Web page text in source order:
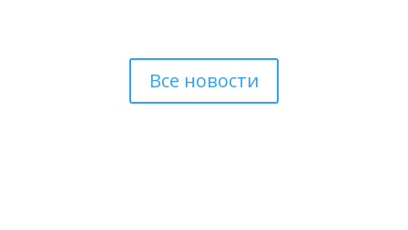
Все новости